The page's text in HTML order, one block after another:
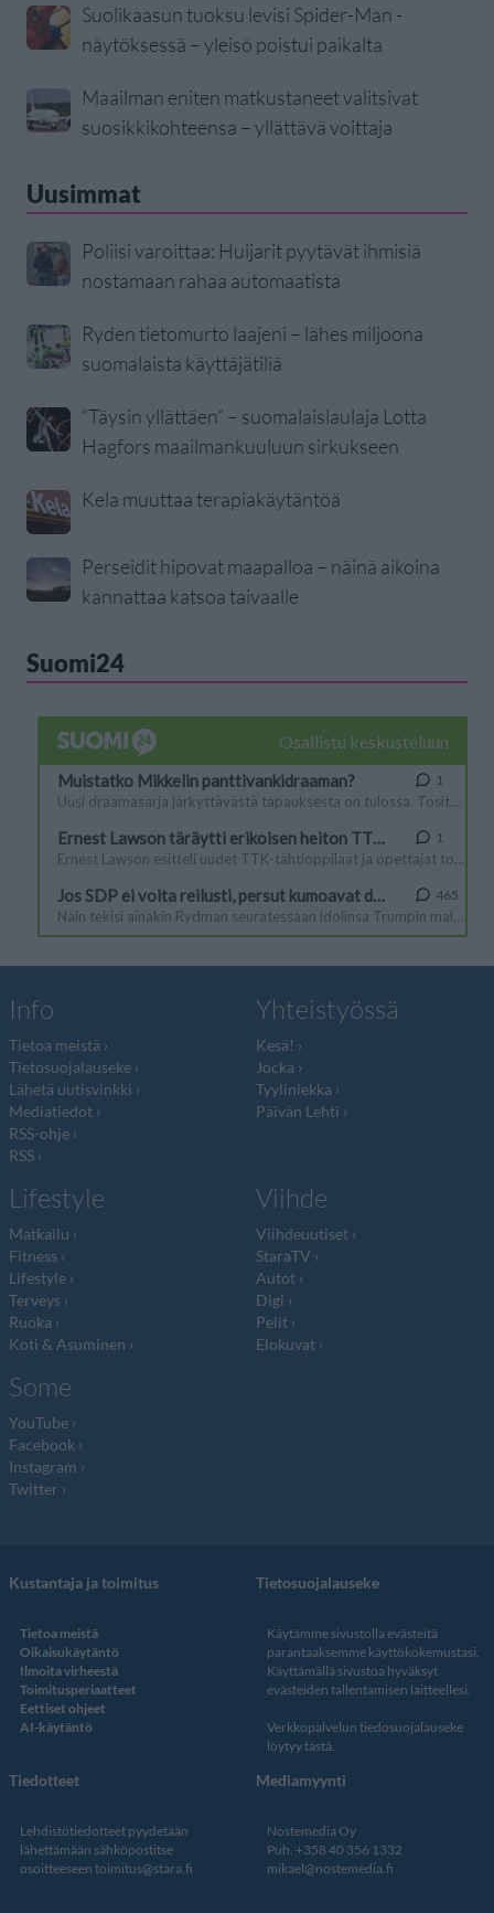
Suolikaasun tuoksu levisi Spider-Man -
näytöksessä – yleisö poistui paikalta
Maailman eniten matkustaneet valitsivat
suosikkikohteensa – yllättävä voittaja
Uusimmat
Poliisi varoittaa: Huijarit pyytävät ihmisiä
nostamaan rahaa automaatista
Ryden tietomurto laajeni – lähes miljoona
suomalaista käyttäjätiliä
”Täysin yllättäen” – suomalaislaulaja Lotta
Hagfors maailmankuuluun sirkukseen
Kela muuttaa terapiakäytäntöä
Perseidit hipovat maapalloa – näinä aikoina
kannattaa katsoa taivaalle
Suomi24
Info
Tietoa meistä
Tietosuojalauseke
Lähetä uutisvinkki
Mediatiedot
RSS-ohje
RSS
Yhteistyössä
Kesä!
Jocka
Tyyliniekka
Päivän Lehti
Lifestyle
Matkailu
Fitness
Lifestyle
Terveys
Ruoka
Koti & Asuminen
Viihde
Viihdeuutiset
StaraTV
Autot
Digi
Pelit
Elokuvat
Some
YouTube
Facebook
Instagram
Twitter
Kustantaja ja toimitus
Tietoa meistä
Oikaisukäytäntö
Ilmoita virheestä
Toimitusperiaatteet
Eettiset ohjeet
AI-käytäntö
Tietosuojalauseke
Käytämme sivustolla evästeitä
parantaaksemme käyttökokemustasi.
Käyttämällä sivustoa hyväksyt
evästeiden tallentamisen laitteellesi.
Verkkopalvelun tiedosuojalauseke
löytyy tästä
Tiedotteet
Lehdistötiedotteet pyydetään
lähettämään sähköpostitse
osoitteeseen toimitus@stara.fi
Mediamyynti
Nostemedia Oy
Puh. +358 40 356 1332
mikael@nostemedia.fi